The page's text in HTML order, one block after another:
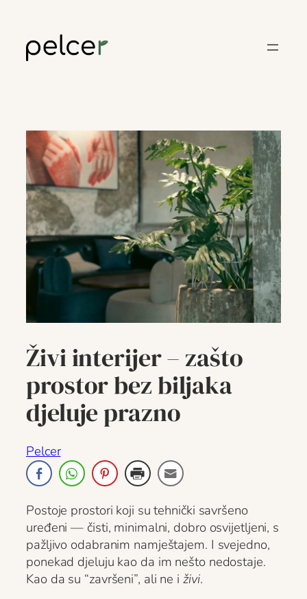
sadržaja
Živi interijer – zašto
prostor bez biljaka
djeluje prazno
Pelcer
Postoje prostori koji su tehnički savršeno
uređeni — čisti, minimalni, dobro osvijetljeni, s
pažljivo odabranim namještajem. I svejedno,
ponekad djeluju kao da im nešto nedostaje.
Kao da su “završeni”, ali ne i živi.